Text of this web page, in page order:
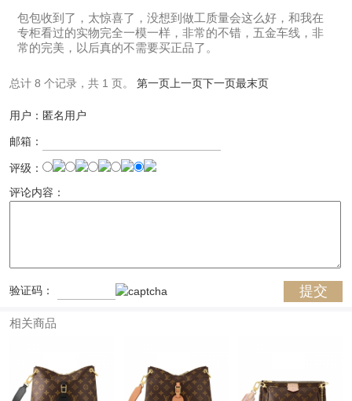
包包收到了，太惊喜了，没想到做工质量会这么好，和我在
专柜看过的实物完全一模一样，非常的不错，五金车线，非
常的完美，以后真的不需要买正品了。
总计 8 个记录，共 1 页。 第一页 上一页下一页最末页
用户：匿名用户
邮箱：
评级：
评论内容：
验证码：
相关商品